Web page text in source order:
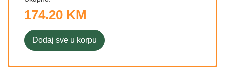
174.20 KM
Dodaj sve u korpu